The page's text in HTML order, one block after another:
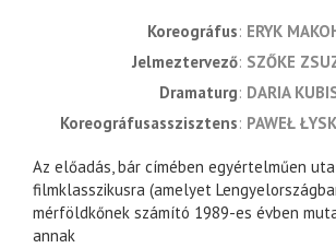
koreográfus ERYK
jelmeztervező SZŐKE
dramaturg DARIA
koreográfusasszisztens PAWEŁ
Az előadás, bár címében egyértelműen
filmklasszikusra (amelyet
mérföldkőnek számító 1989-es évben
annak